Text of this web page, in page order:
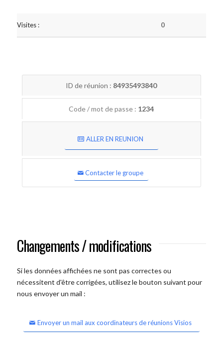
Visites : 0
ID de réunion : 84935493840
Code / mot de passe : 1234
ALLER EN REUNION
Contacter le groupe
Changements / modifications
Si les données affichées ne sont pas correctes ou
nécessitent d'être corrigées, utilisez le bouton suivant pour
nous envoyer un mail :
Envoyer un mail aux coordinateurs de réunions Visios